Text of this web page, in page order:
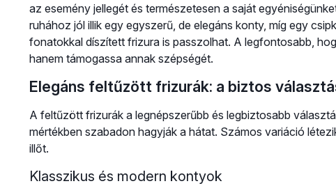
az esemény jellegét és természetesen a saját
ruhához jól illik egy egyszerű, de elegáns konty, míg egy
fonatokkal díszített frizura is passzolhat. A legfontosabb,
hanem támogassa annak szépségét.
Elegáns feltűzött frizurák: a biztos
A feltűzött frizurák a legnépszerűbb és legbiztosabb
mértékben szabadon hagyják a hátat. Számos variáció
illőt.
Klasszikus és modern kontyok